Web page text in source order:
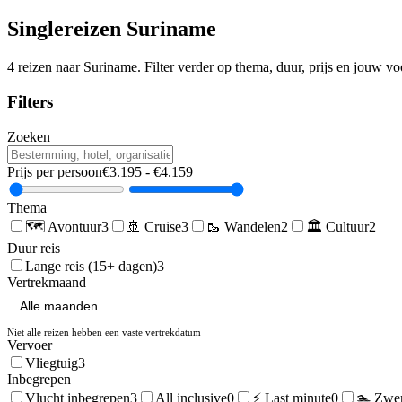
Singlereizen Suriname
4 reizen naar Suriname. Filter verder op thema, duur, prijs en jouw
Filters
Zoeken
Prijs per persoon€3.195 - €4.159
Thema
🗺️ Avontuur3 🚢 Cruise3 🥾 Wandelen2 🏛️ Cultuur2
Duur reis
Lange reis (15+ dagen)3
Vertrekmaand
Niet alle reizen hebben een vaste vertrekdatum
Vervoer
Vliegtuig3
Inbegrepen
Vlucht inbegrepen3 All inclusive0 ⚡ Last minute0 🏊